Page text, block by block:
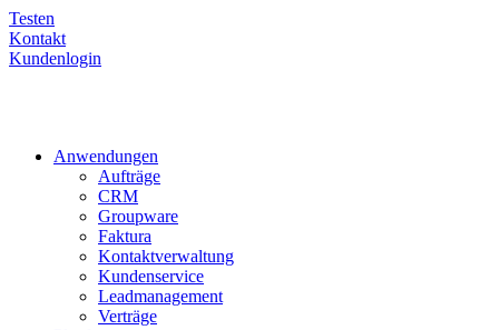
Testen
Kontakt
Kundenlogin
Anwendungen
Aufträge
CRM
Groupware
Faktura
Kontaktverwaltung
Kundenservice
Leadmanagement
Verträge